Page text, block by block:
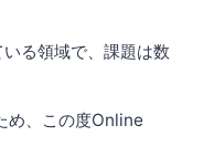
る領域で、課題は数
め、この度Online